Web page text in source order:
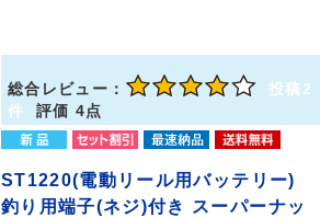
総合レビュー：
投稿2
件
評価 4点
ST1220(電動リール用バッテリー)
釣り用端子(ネジ)付き スーパーナッ